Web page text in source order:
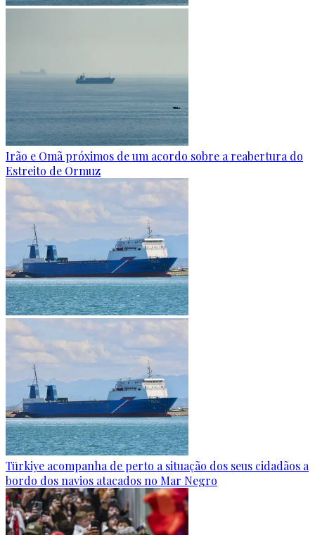
Irão e Omã próximos de um acordo sobre a reabertura do
Estreito de Ormuz
Türkiye acompanha de perto a situação dos seus cidadãos a
bordo dos navios atacados no Mar Negro